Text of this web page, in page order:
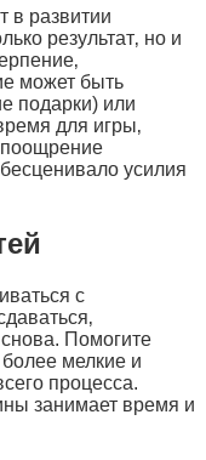
в развитии
результат‚ но и
может быть
подарки) или
для игры‚
поощрение
усилия
с
Помогите
мелкие и
процесса.
занимает время и